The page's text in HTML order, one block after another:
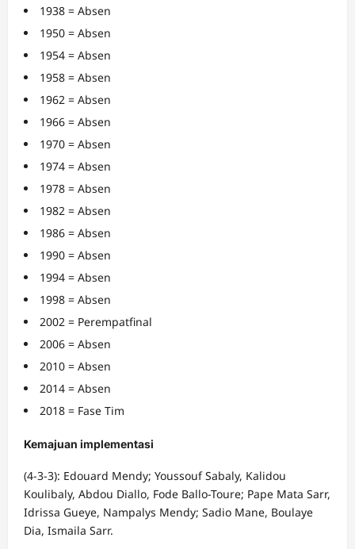
1938 = Absen
1950 = Absen
1954 = Absen
1958 = Absen
1962 = Absen
1966 = Absen
1970 = Absen
1974 = Absen
1978 = Absen
1982 = Absen
1986 = Absen
1990 = Absen
1994 = Absen
1998 = Absen
2002 = Perempatfinal
2006 = Absen
2010 = Absen
2014 = Absen
2018 = Fase Tim
Kemajuan implementasi
(4-3-3): Edouard Mendy; Youssouf Sabaly, Kalidou
Koulibaly, Abdou Diallo, Fode Ballo-Toure; Pape Mata Sarr,
Idrissa Gueye, Nampalys Mendy; Sadio Mane, Boulaye
Dia, Ismaila Sarr.